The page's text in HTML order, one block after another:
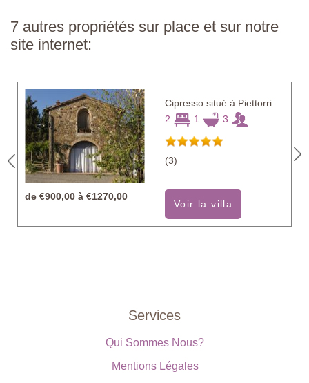
7 autres propriétés sur place et sur notre
site internet:
Cipresso situé à Piettorri
2
1 3
(3)
de €900,00 à €1270,00
Voir la villa
Services
Qui Sommes Nous?
Mentions Légales